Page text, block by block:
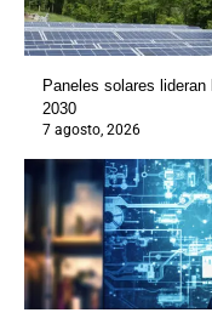
Paneles solares
2030
7 agosto, 2026